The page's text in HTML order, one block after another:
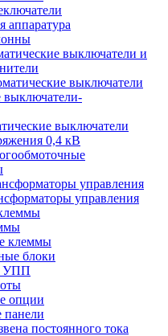
аппаратура
выключатели и
выключатели
выключатели
0,4 кВ
управления
управления
клеммы
блоки
УПП
опции
постоянного тока